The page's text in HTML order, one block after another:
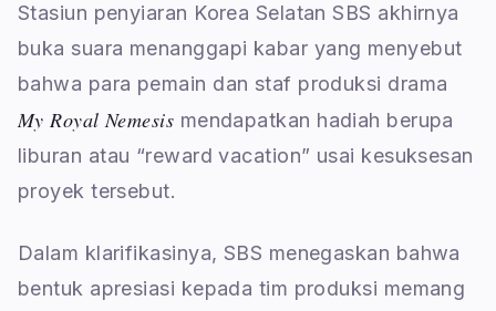
Stasiun penyiaran Korea Selatan SBS akhirnya
buka suara menanggapi kabar yang menyebut
bahwa para pemain dan staf produksi drama
My Royal Nemesis mendapatkan hadiah berupa
liburan atau “reward vacation” usai kesuksesan
proyek tersebut.
Dalam klarifikasinya, SBS menegaskan bahwa
bentuk apresiasi kepada tim produksi memang